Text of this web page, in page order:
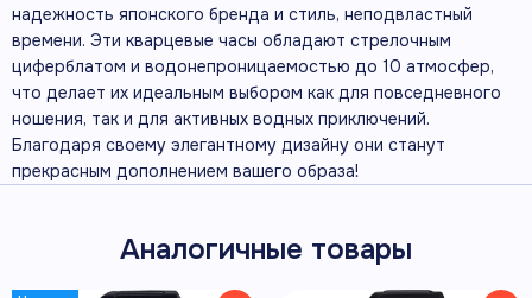
надежность японского бренда и стиль, неподвластный
времени. Эти кварцевые часы обладают стрелочным
циферблатом и водонепроницаемостью до 10 атмосфер,
что делает их идеальным выбором как для повседневного
ношения, так и для активных водных приключений.
Благодаря своему элегантному дизайну они станут
прекрасным дополнением вашего образа!
Аналогичные товары